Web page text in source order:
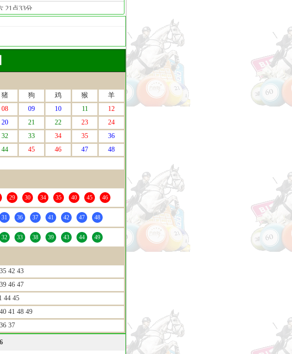
猪 狗 鸡 猴
羊
08 09 10 11
12
20 21 22 23
24
32 33 34 35
36
44 45 46 47
48
29 30 34 35 40 45 46
31 36 37 41 42 47 48
32 33 38 39 43 44 49
42 43
46 47
44 45
41 48 49
37